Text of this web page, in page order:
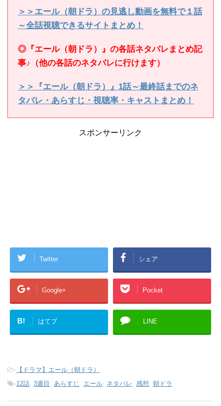
＞＞エール（朝ドラ）の見逃し動画を無料で１話
～全話視聴できるサイトまとめ！
◎『エール（朝ドラ）』の各話ネタバレまとめ記
事♪（他の各話のネタバレに行けます）
＞＞『エール（朝ドラ）』1話～最終話までのネ
タバレ・あらすじ・視聴率・キャストまとめ！
スポンサーリンク
Twitter シェア
Google+ Pocket
B! はてブ LINE
- 【ドラマ】エール（朝ドラ）
-12話 3週目 あらすじ エール ネタバレ 感想 朝ドラ